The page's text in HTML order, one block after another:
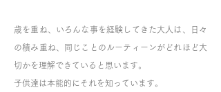
歳を重ね、いろんな事を経験してきた大人は、日々
の積み重ね、同じことのルーティーンがどれほど大
切かを理解できていると思います。
子供達は本能的にそれを知っています。